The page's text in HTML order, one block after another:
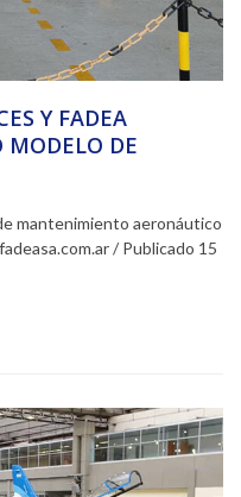
Y FADEA
MODELO DE
GESTIÓN ...
mantenimiento aeronáutico
/ Publicado 15